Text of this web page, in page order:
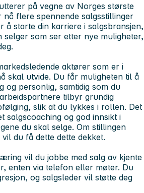
på vegne av Norges største
nå flere spennende salgsstillinger
å starte din karriere i salgsbransjen,
som ser etter nye muligheter,
aktører som er i
skal utvide. Du får muligheten til å
og personlig, samtidig som du
tilbyr grundig
slik at du lykkes i rollen. Det
salgscoaching og god innsikt i
du skal selge. Om stillingen
du få dette dette dekket.
vil du jobbe med salg av kjente
enten via telefon eller møter. Du
og salgsleder vil støtte deg